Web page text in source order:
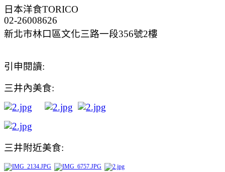
日本洋食TORICO
02-26008626
新北市林口區文化三路一段356號2樓
引申閱讀:
三井內美食:
三井附近美食: